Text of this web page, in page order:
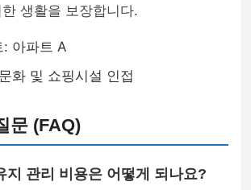
생활을 보장합니다.
: 아파트 A
화 및 쇼핑시설 인접
문 (FAQ)
지 관리 비용은 어떻게 되나요?